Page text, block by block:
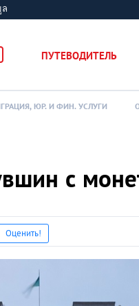
ПУТЕВОДИТЕЛЬ
ЮР. И ФИН. УСЛУГИ
с
Оценить!